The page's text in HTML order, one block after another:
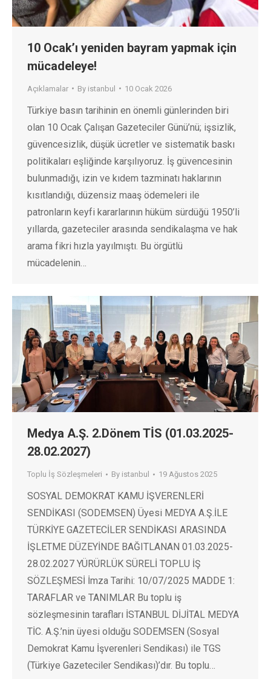
10 Ocak’ı yeniden bayram yapmak için
mücadeleye!
Açıklamalar By istanbul 10 Ocak 2026
Türkiye basın tarihinin en önemli günlerinden biri
olan 10 Ocak Çalışan Gazeteciler Günü’nü; işsizlik,
güvencesizlik, düşük ücretler ve sistematik baskı
politikaları eşliğinde karşılıyoruz. İş güvencesinin
bulunmadığı, izin ve kıdem tazminatı haklarının
kısıtlandığı, düzensiz maaş ödemeleri ile
patronların keyfi kararlarının hüküm sürdüğü 1950’li
yıllarda, gazeteciler arasında sendikalaşma ve hak
arama fikri hızla yayılmıştı. Bu örgütlü
mücadelenin…
Medya A.Ş. 2.Dönem TİS (01.03.2025-
28.02.2027)
Toplu İş Sözleşmeleri By istanbul 19 Ağustos 2025
SOSYAL DEMOKRAT KAMU İŞVERENLERİ
SENDİKASI (SODEMSEN) Üyesi MEDYA A.Ş.İLE
TÜRKİYE GAZETECİLER SENDİKASI ARASINDA
İŞLETME DÜZEYİNDE BAĞITLANAN 01.03.2025-
28.02.2027 YÜRÜRLÜK SÜRELİ TOPLU İŞ
SÖZLEŞMESİ İmza Tarihi: 10/07/2025 MADDE 1:
TARAFLAR ve TANIMLAR Bu toplu iş
sözleşmesinin tarafları İSTANBUL DİJİTAL MEDYA
TİC. A.Ş.’nin üyesi olduğu SODEMSEN (Sosyal
Demokrat Kamu İşverenleri Sendikası) ile TGS
(Türkiye Gazeteciler Sendikası)’dır. Bu toplu…